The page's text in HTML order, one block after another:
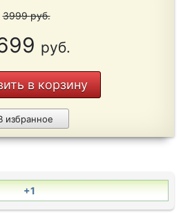
3999руб.
руб.
в корзину
избранное
+1